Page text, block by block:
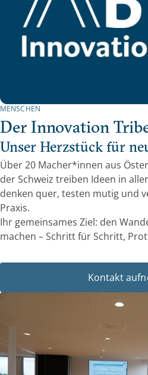
MENSCHEN
Der Innovation
Unser Herzstück für
Über 20 Macher*innen aus
der Schweiz treiben Ideen in
denken quer, testen mutig und
Praxis.
Ihr gemeinsames Ziel: den
machen – Schritt für Schritt,
Kontakt